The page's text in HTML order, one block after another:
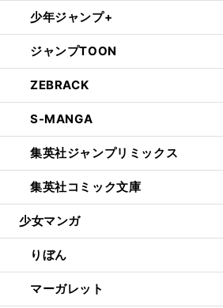
少年ジャンプ+
ジャンプTOON
ZEBRACK
S-MANGA
集英社ジャンプリミックス
集英社コミック文庫
少女マンガ
りぼん
マーガレット